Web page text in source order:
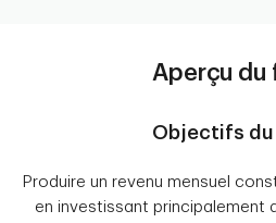
Aperçu du
Objectifs
Produire un revenu mensuel
en investissant principalement